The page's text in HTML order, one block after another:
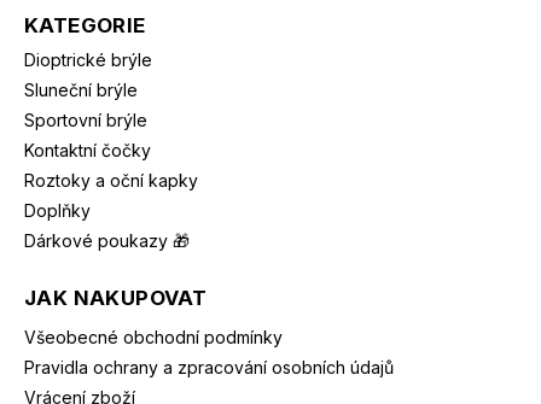
KATEGORIE
Dioptrické brýle
Sluneční brýle
Sportovní brýle
Kontaktní čočky
Roztoky a oční kapky
Doplňky
Dárkové poukazy 🎁
JAK NAKUPOVAT
Všeobecné obchodní podmínky
Pravidla ochrany a zpracování osobních údajů
Vrácení zboží